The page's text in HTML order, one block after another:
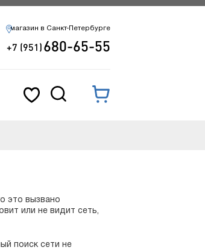
магазин в Санкт-Петербурге
+7 (951)680-65-55
это вызвано
или не видит сеть,
поиск сети не